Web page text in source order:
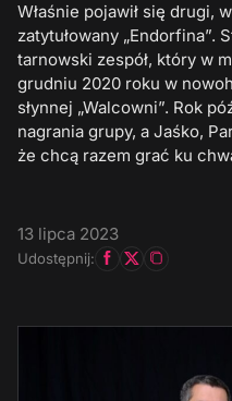
Właśnie pojawił się drugi,
zatytułowany
tarnowski zespół, który w
grudniu 2020 roku w
słynnej „Walcowni”. Rok
nagrania grupy, a Jaśko,
że chcą razem grać ku
13 lipca 2023
Udostępnij: